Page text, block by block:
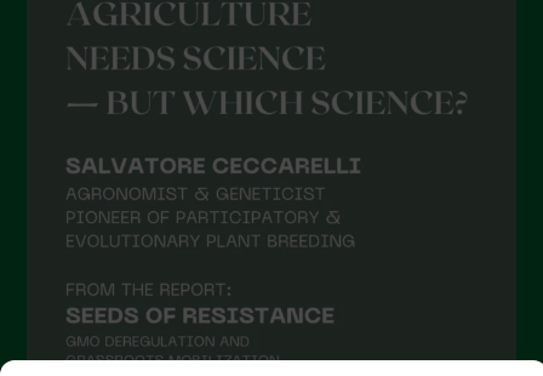
Settembre 2021
Agosto 2021
Luglio 2021
Aprile 2021
Febbraio 2021
Gennaio 2021